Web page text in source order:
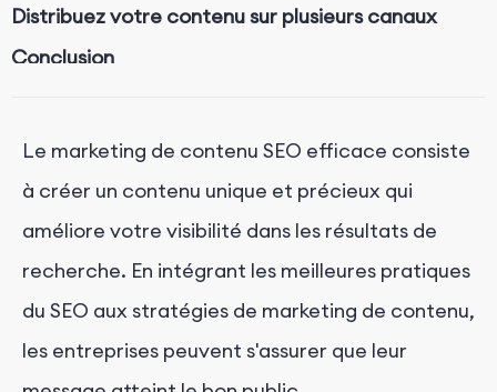
Distribuez votre contenu sur plusieurs canaux
Conclusion
Le marketing de contenu SEO efficace consiste
à créer un contenu unique et précieux qui
améliore votre visibilité dans les résultats de
recherche. En intégrant les meilleures pratiques
du SEO aux stratégies de marketing de contenu,
les entreprises peuvent s'assurer que leur